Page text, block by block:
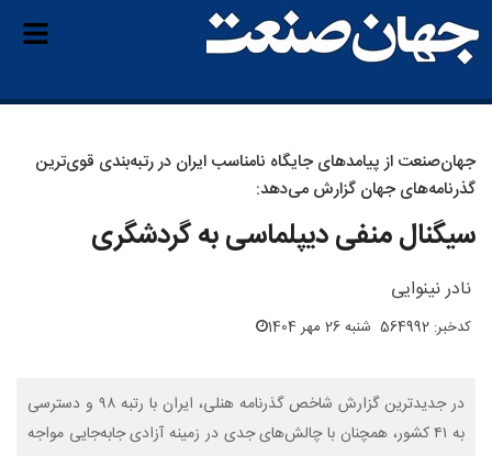
جهان‌صنعت از پیامدهای جایگاه نامناسب ایران در رتبه‌بندی قوی‌ترین
گذرنامه‌های جهان گزارش می‌دهد:
سیگنال منفی دیپلماسی به گردشگری
نادر نینوایی
کدخبر: 564992 شنبه 26 مهر 1404
در جدیدترین گزارش شاخص گذرنامه هنلی، ایران با رتبه ۹۸ و دسترسی
به ۴۱ کشور، همچنان با چالش‌های جدی در زمینه آزادی جابه‌جایی مواجه